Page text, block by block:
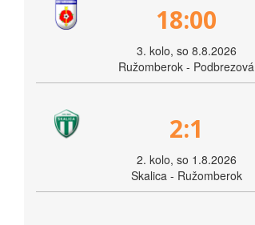
18:00
3. kolo, so 8.8.2026
Ružomberok - Podbrezová
2:1
2. kolo, so 1.8.2026
Skalica - Ružomberok